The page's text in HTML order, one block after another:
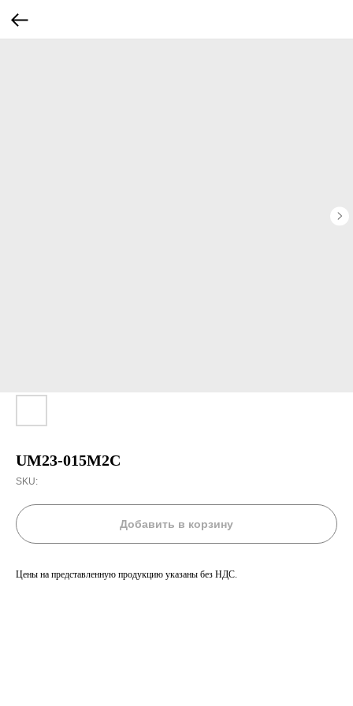
UM23-015M2C
SKU:
Добавить в корзину
Цены на представленную продукцию указаны без НДС.